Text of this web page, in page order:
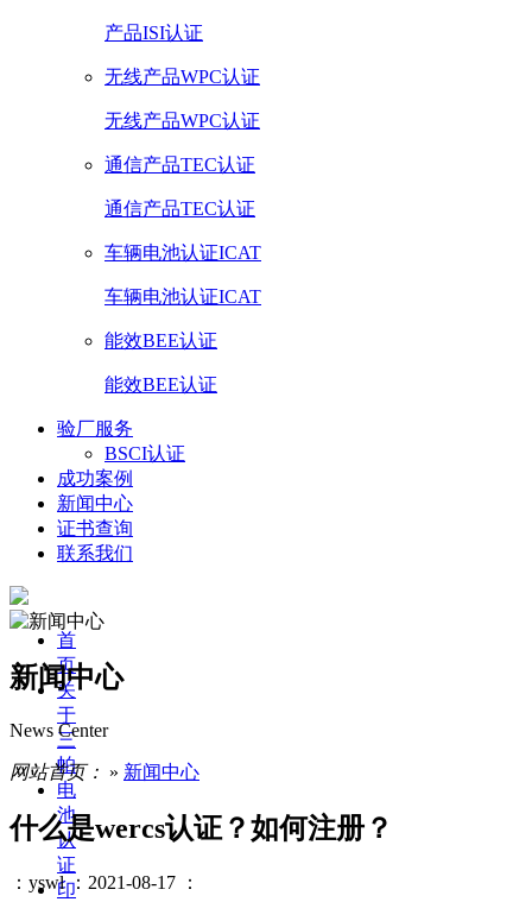
产品ISI认证
无线产品WPC认证
无线产品WPC认证
通信产品TEC认证
通信产品TEC认证
车辆电池认证ICAT
车辆电池认证ICAT
能效BEE认证
能效BEE认证
验厂服务
BSCI认证
成功案例
新闻中心
证书查询
联系我们
首
页
关
于
三
帕
电
池
认
证
印
新闻中心
News Center
网站首页： » 新闻中心
什么是wercs认证？如何注册？
：yswl ：2021-08-17 ：